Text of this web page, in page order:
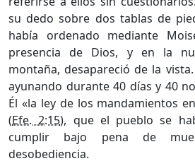
su dedo sobre dos tablas de
había ordenado mediante
presencia de Dios, y en la
montaña, desapareció de la
ayunando durante 40 días y 40
Él «la ley de los mandamientos
(Efe. 2:15), que el pueblo se
cumplir bajo pena de
desobediencia.